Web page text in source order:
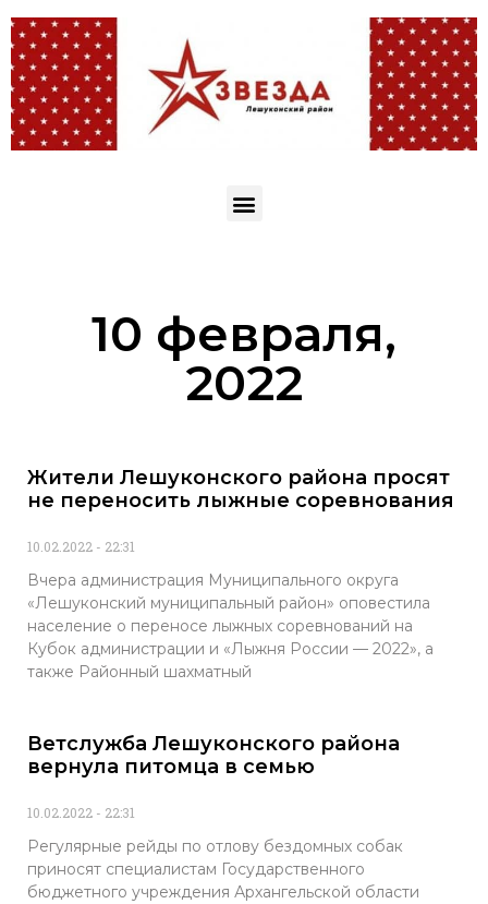
10 февраля,
2022
Жители Лешуконского района просят
не переносить лыжные соревнования
10.02.2022 22:31
Вчера администрация Муниципального округа
«Лешуконский муниципальный район» оповестила
население о переносе лыжных соревнований на
Кубок администрации и «Лыжня России — 2022», а
также Районный шахматный
Ветслужба Лешуконского района
вернула питомца в семью
10.02.2022 22:31
Регулярные рейды по отлову бездомных собак
приносят специалистам Государственного
бюджетного учреждения Архангельской области